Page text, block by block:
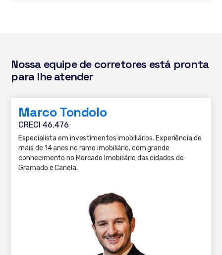
Nossa equipe de corretores está pronta
para lhe atender
Marco Tondolo
CRECI 46.476
Especialista em investimentos imobiliários. Experiência de
mais de 14 anos no ramo imobiliário, com grande
conhecimento no Mercado Imobiliário das cidades de
Gramado e Canela.